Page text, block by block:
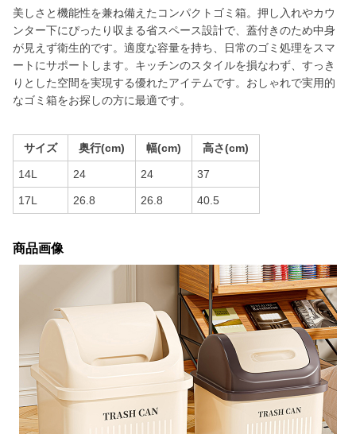
美しさと機能性を兼ね備えたコンパクトゴミ箱。押し入れやカウ
ンター下にぴったり収まる省スペース設計で、蓋付きのため中身
が見えず衛生的です。適度な容量を持ち、日常のゴミ処理をスマ
ートにサポートします。キッチンのスタイルを損なわず、すっき
りとした空間を実現する優れたアイテムです。おしゃれで実用的
なゴミ箱をお探しの方に最適です。
サイズ 奥行(cm) 幅(cm) 高さ(cm)
14L 24 24 37
17L 26.8 26.8 40.5
商品画像